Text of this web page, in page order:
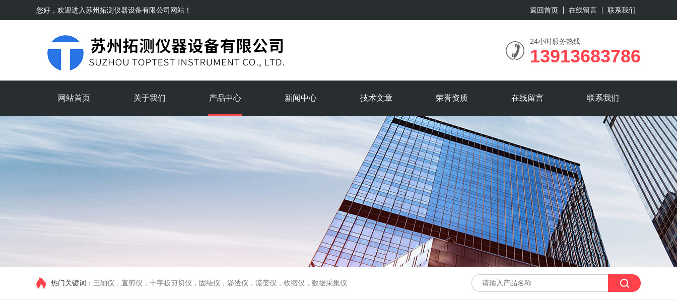
您好，欢迎进入苏州拓测仪器设备有限公司 网站！ 返回首页 在线留言 联系我们
24小时服务热线
13913683786
网站首页 关于我们 产品中心 新闻中心 技术文章 荣誉资质 在线留言 联系我们
热门关键词： 三轴仪，直剪仪，十字板剪切仪，固结仪，渗透仪，流变仪，收缩仪，数据采集仪